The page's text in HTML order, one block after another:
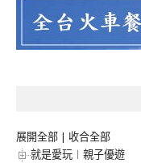
展開全部 | 收合全部
就是愛玩︱親子優遊